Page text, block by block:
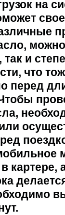
на
можно
так и
что
перед
картере,